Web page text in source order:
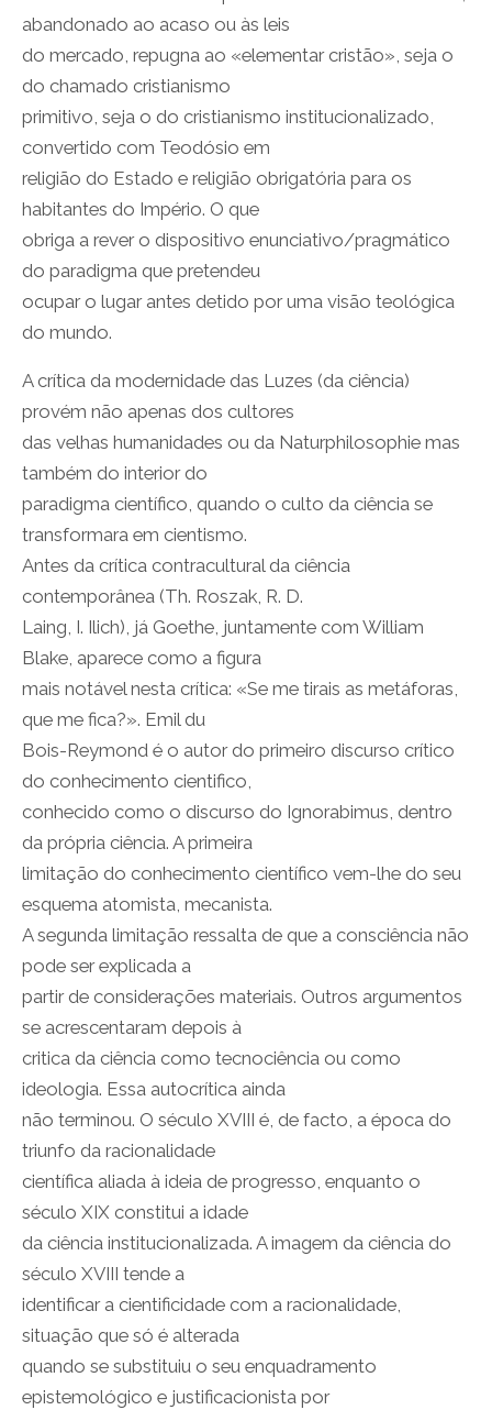
abandonado ao acaso ou às leis
do mercado, repugna ao «elementar cristão», seja o
do chamado cristianismo
primitivo, seja o do cristianismo institucionalizado,
convertido com Teodósio em
religião do Estado e religião obrigatória para os
habitantes do Império. O que
obriga a rever o dispositivo enunciativo/pragmático
do paradigma que pretendeu
ocupar o lugar antes detido por uma visão teológica
do mundo.
A crítica da modernidade das Luzes (da ciência)
provém não apenas dos cultores
das velhas humanidades ou da Naturphilosophie mas
também do interior do
paradigma científico, quando o culto da ciência se
transformara em cientismo.
Antes da crítica contracultural da ciência
contemporânea (Th. Roszak, R. D.
Laing, I. Ilich), já Goethe, juntamente com William
Blake, aparece como a figura
mais notável nesta crítica: «Se me tirais as metáforas,
que me fica?». Emil du
Bois-Reymond é o autor do primeiro discurso crítico
do conhecimento cientifico,
conhecido como o discurso do Ignorabimus, dentro
da própria ciência. A primeira
limitação do conhecimento científico vem-lhe do seu
esquema atomista, mecanista.
A segunda limitação ressalta de que a consciência não
pode ser explicada a
partir de considerações materiais. Outros argumentos
se acrescentaram depois à
critica da ciência como tecnociência ou como
ideologia. Essa autocrítica ainda
não terminou. O século XVIII é, de facto, a época do
triunfo da racionalidade
científica aliada à ideia de progresso, enquanto o
século XIX constitui a idade
da ciência institucionalizada. A imagem da ciência do
século XVIII tende a
identificar a cientificidade com a racionalidade,
situação que só é alterada
quando se substituiu o seu enquadramento
epistemológico e justificacionista por